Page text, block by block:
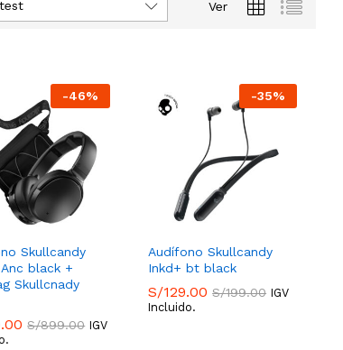
Ver
-46%
Skullcandy
Anc black +
Skullcnady
S/899.00 IGV
-35%
Audífono Skullcandy
Inkd+ bt black
S/129.00 S/199.00 IGV
Incluido.